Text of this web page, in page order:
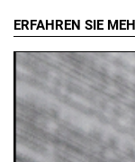
ERFAHREN SIE